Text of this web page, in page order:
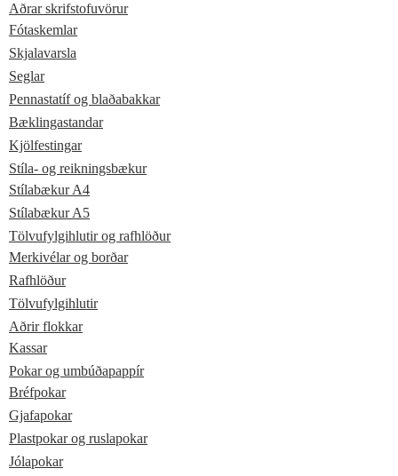
Aðrar skrifstofuvörur
Fótaskemlar
Skjalavarsla
Seglar
Pennastatíf og blaðabakkar
Bæklingastandar
Kjölfestingar
Stíla- og reikningsbækur
Stílabækur A4
Stílabækur A5
Tölvufylgihlutir og rafhlöður
Merkivélar og borðar
Rafhlöður
Tölvufylgihlutir
Aðrir flokkar
Kassar
Pokar og umbúðapappír
Bréfpokar
Gjafapokar
Plastpokar og ruslapokar
Jólapokar